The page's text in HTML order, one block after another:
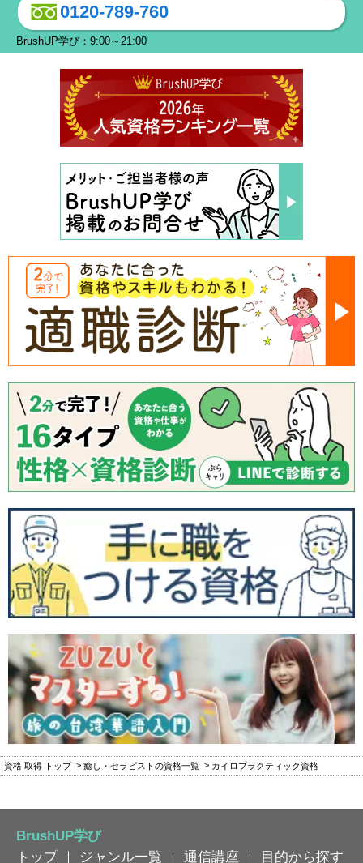
0120-789-760
BrushUP学び：9:00～21:00
資格 取得 トップ 癒し・セラピストの資格一覧 カイロプラクティック資格
BrushUP学び
トップ
ジャンル一覧 通信講座 目的から探す